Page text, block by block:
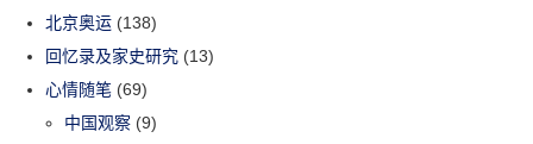
北京奥运 (138)
回忆录及家史研究 (13)
心情随笔 (69)
中国观察 (9)